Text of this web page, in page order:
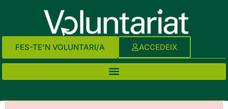
FES-TE'N VOLUNTARI/A ACCEDEIX